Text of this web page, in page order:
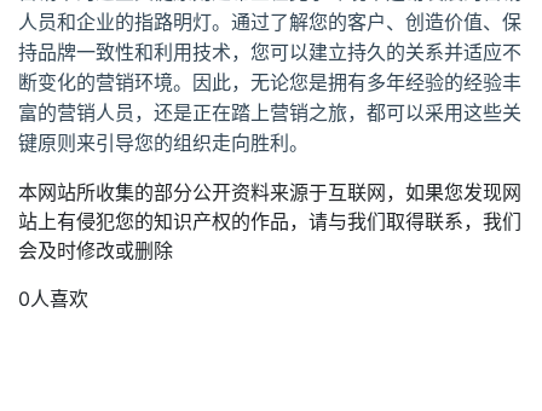
人员和企业的指路明灯。通过了解您的客户、创造价值、保
持品牌一致性和利用技术，您可以建立持久的关系并适应不
断变化的营销环境。因此，无论您是拥有多年经验的经验丰
富的营销人员，还是正在踏上营销之旅，都可以采用这些关
键原则来引导您的组织走向胜利。
本网站所收集的部分公开资料来源于互联网，如果您发现网
站上有侵犯您的知识产权的作品，请与我们取得联系，我们
会及时修改或删除
0人喜欢